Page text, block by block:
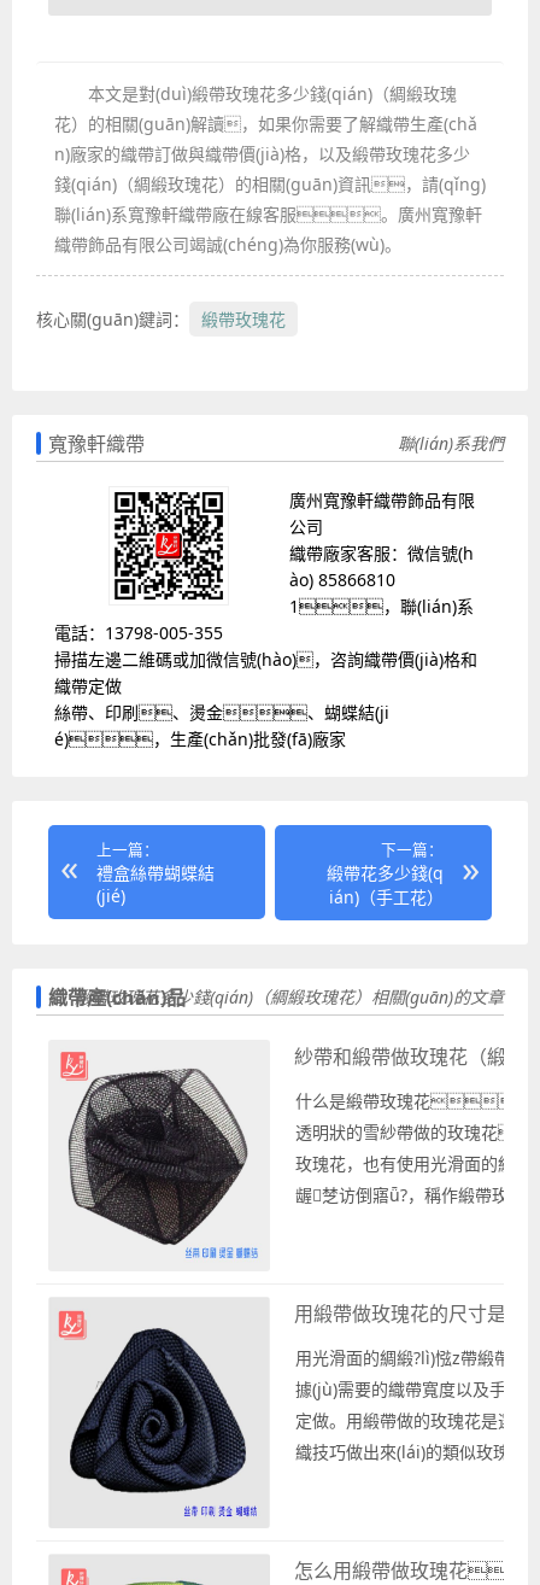
本文是對(duì)緞帶玫瑰花多少錢(qián)（綢緞玫瑰
花）的相關(guān)解讀，如果你需要了解織帶生產(chǎ
n)廠家的織帶訂做與織帶價(jià)格，以及緞帶玫瑰花多少
錢(qián)（綢緞玫瑰花）的相關(guān)資訊，請(qǐng)
聯(lián)系寬豫軒織帶廠在線客服。廣州寬豫軒
織帶飾品有限公司竭誠(chéng)為你服務(wù)。
核心關(guān)鍵詞： 緞帶玫瑰花
寬豫軒織帶 聯(lián)系我們
廣州寬豫軒織帶飾品有限
公司
織帶廠家客服：微信號(h
ào) 85866810
1，聯(lián)系
電話：13798-005-355
掃描左邊二維碼或加微信號(hào)，咨詢織帶價(jià)格和
織帶定做
絲帶、印刷、燙金、蝴蝶結(ji
é)，生產(chǎn)批發(fā)廠家
上一篇：
禮盒絲帶蝴蝶結
(jié)
下一篇：
緞帶花多少錢(q
ián)（手工花）
織帶產(chǎn)品
緞帶玫瑰花多少錢(qián)（綢緞玫瑰花）相關(guān)的文章
紗帶和緞帶做玫瑰花（緞帶
什么是緞帶玫瑰花？
透明狀的雪紗帶做的玫瑰花，
玫瑰花，也有使用光滑面的綢緞
龌椘访倒寤ǖ?，稱作緞帶玫瑰
常規(guī)顏色和寬度尺寸供客戶
購(gòu)買，這些紗帶和緞
于禮品包裝、玩具裝飾
用緞帶做玫瑰花的尺寸是
用光滑面的綢緞?lì)惤z帶緞帶
據(jù)需要的織帶寬度以及手工
定做。用緞帶做的玫瑰花是選
織技巧做出來(lái)的類似玫瑰
怎么用緞帶做玫瑰花